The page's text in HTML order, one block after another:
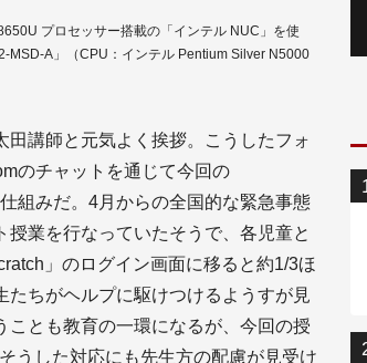
プロセッサー搭載の「インテル NUC」を使
MSD-A」（CPU：インテル Pentium Silver N5000
講師と元気よく挨拶。こうしたフォ
のチャットを通じて今回の
組みだ。4月からの全国的な緊急事態
業を行なっていたそうで、各児童と
」のログイン画面に移ると約1/3ほ
たちがヘルプに駆けつけるようすが見
ことも教育の一環になるが、今回の授
うした対応にも先生方の配慮が見受け